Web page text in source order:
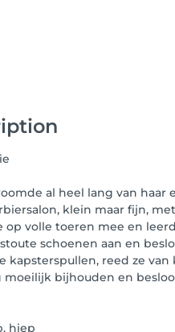
al heel lang van haar
klein maar fijn,
op volle toeren mee en
schoenen aan en
kapsterspullen, reed ze
moeilijk bijhouden en
hiep